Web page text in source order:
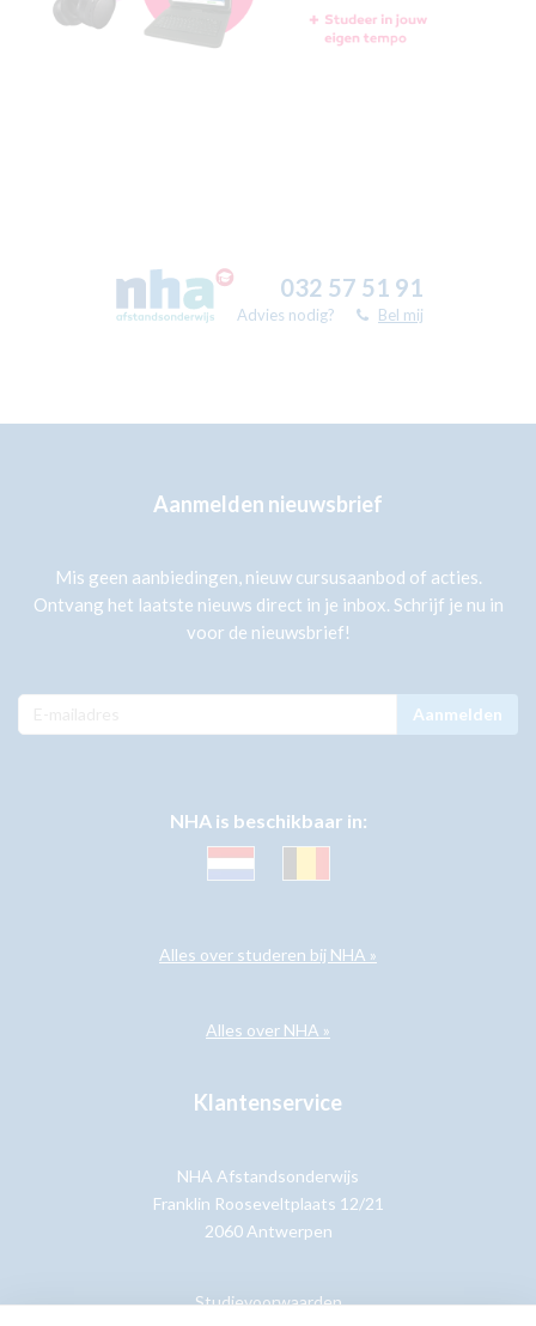
032 57 51 91
Advies nodig? Bel mij
Aanmelden nieuwsbrief
Mis geen aanbiedingen, nieuw cursusaanbod of acties.
Ontvang het laatste nieuws direct in je inbox. Schrijf je nu in
voor de nieuwsbrief!
Aanmelden
NHA is beschikbaar in:
Alles over studeren bij NHA »
Alles over NHA »
Klantenservice
NHA Afstandsonderwijs
Franklin Rooseveltplaats 12/21
2060 Antwerpen
Studievoorwaarden